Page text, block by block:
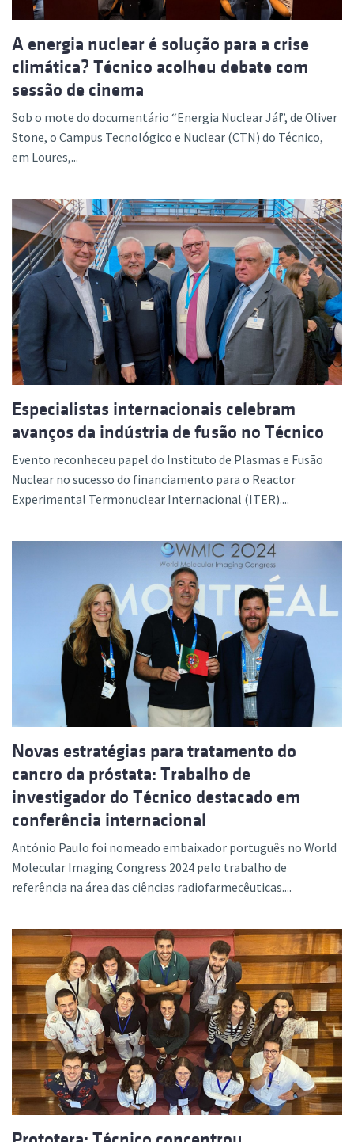
A energia nuclear é solução para a crise
climática? Técnico acolheu debate com
sessão de cinema
Sob o mote do documentário “Energia Nuclear Já!”, de Oliver
Stone, o Campus Tecnológico e Nuclear (CTN) do Técnico,
em Loures,...
Especialistas internacionais celebram
avanços da indústria de fusão no Técnico
Evento reconheceu papel do Instituto de Plasmas e Fusão
Nuclear no sucesso do financiamento para o Reactor
Experimental Termonuclear Internacional (ITER)....
Novas estratégias para tratamento do
cancro da próstata: Trabalho de
investigador do Técnico destacado em
conferência internacional
António Paulo foi nomeado embaixador português no World
Molecular Imaging Congress 2024 pelo trabalho de
referência na área das ciências radiofarmecêuticas....